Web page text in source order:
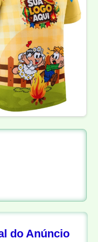
do Anúncio